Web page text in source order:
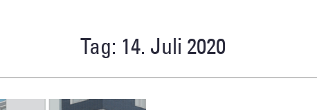
Tag: 14. Juli 2020